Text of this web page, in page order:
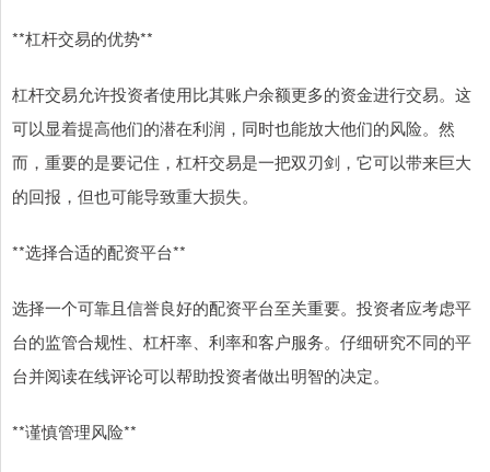
**杠杆交易的优势**
杠杆交易允许投资者使用比其账户余额更多的资金进行交易。这
可以显着提高他们的潜在利润，同时也能放大他们的风险。然
而，重要的是要记住，杠杆交易是一把双刃剑，它可以带来巨大
的回报，但也可能导致重大损失。
**选择合适的配资平台**
选择一个可靠且信誉良好的配资平台至关重要。投资者应考虑平
台的监管合规性、杠杆率、利率和客户服务。仔细研究不同的平
台并阅读在线评论可以帮助投资者做出明智的决定。
**谨慎管理风险**